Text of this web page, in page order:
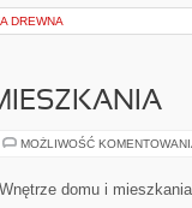
DREWNA
MOŻLIWOŚĆ
Wnętrze domu i